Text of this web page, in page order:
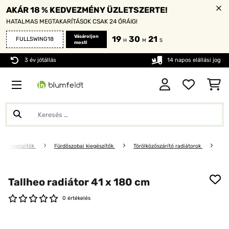
AKÁR 18 % KEDVEZMÉNY ÜZLETSZERTE!
HATALMAS MEGTAKARÍTÁSOK CSAK 24 ÓRÁIG!
FULLSWING18
Vásároljon
most!
19 H 30 M 19 S
3 év jótállás 14 napos elállási jog
kiegészítők Fürdőszobai kiegészítők Törölközőszárító radiátorok
Tallheo radiátor 41 x 180 cm
0 értékelés